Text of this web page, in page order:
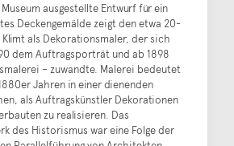
ausgestellte Entwurf für ein
Deckengemälde zeigt den etwa 20-
als Dekorationsmaler, der sich
dem Auftragsporträt und ab 1898
– zuwandte. Malerei bedeutet
Jahren in einer dienenden
als Auftragskünstler Dekorationen
zu realisieren. Das
des Historismus war eine Folge der